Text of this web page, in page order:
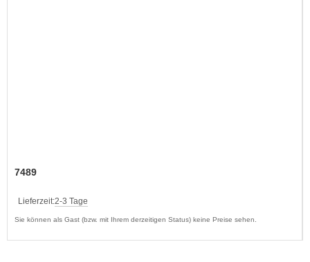
7489
Lieferzeit:2-3 Tage
Sie können als Gast (bzw. mit Ihrem derzeitigen Status) keine Preise sehen.